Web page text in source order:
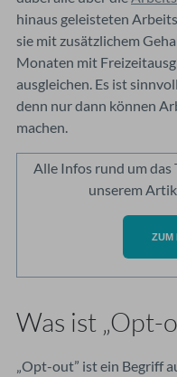
hinaus geleisteten
sie mit zusätzlichem
Monaten mit
ausgleichen. Es ist
denn nur dann können
machen.
Alle Infos rund um
unserem
ZUM
Was ist „Opt-
„Opt-out” ist ein Begriff